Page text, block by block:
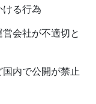
ける行為
会社が不適切と
内で公開が禁止